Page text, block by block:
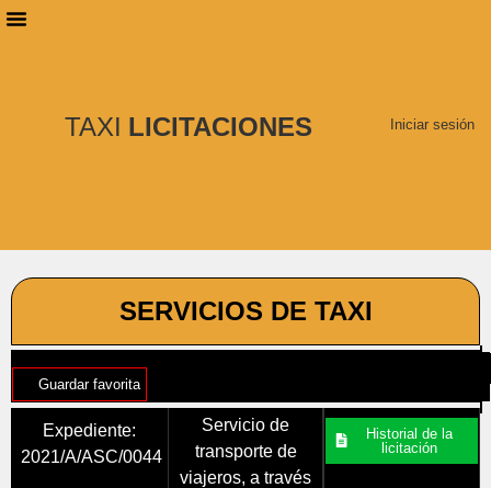
TAXI LICITACIONES Iniciar sesión
SERVICIOS DE TAXI
Guardar favorita
Expediente:
2021/A/ASC/0044
Servicio de
transporte de
viajeros, a través
Historial de la
licitación